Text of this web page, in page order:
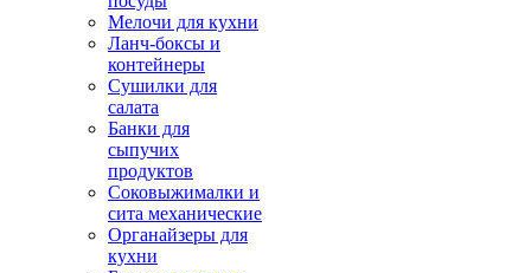
Мелочи для кухни
Ланч-боксы и
контейнеры
Сушилки для
салата
Банки для
сыпучих
продуктов
Соковыжималки и
сита механические
Органайзеры для
кухни